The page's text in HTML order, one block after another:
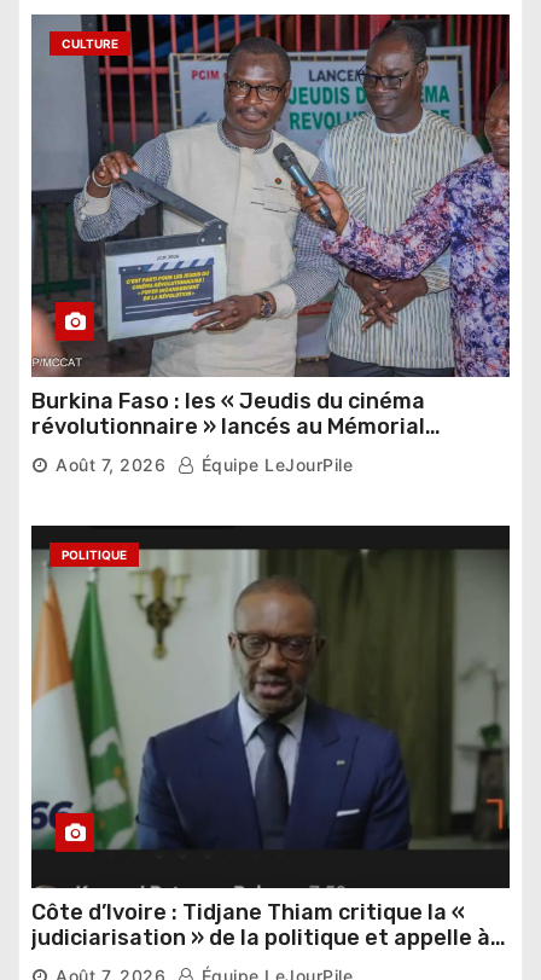
CULTURE
Burkina Faso : les « Jeudis du cinéma
révolutionnaire » lancés au Mémorial
Thomas Sankara
Août 7, 2026 Équipe LeJourPile
POLITIQUE
Côte d’Ivoire : Tidjane Thiam critique la «
judiciarisation » de la politique et appelle à
poursuivre l’apaisement
Août 7, 2026 Équipe LeJourPile